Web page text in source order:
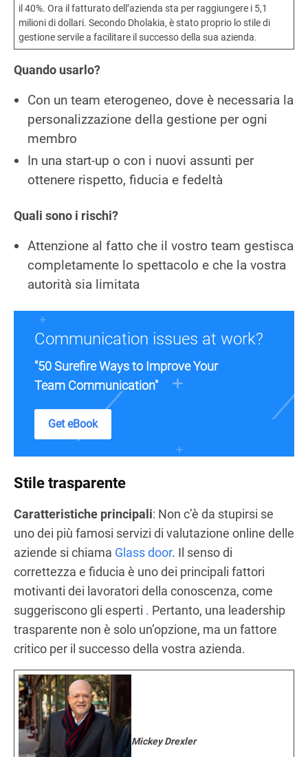
il 40%. Ora il fatturato dell’azienda sta per raggiungere i 5,1
milioni di dollari. Secondo Dholakia, è stato proprio lo stile di
gestione servile a facilitare il successo della sua azienda.
Quando usarlo?
Con un team eterogeneo, dove è necessaria la
personalizzazione della gestione per ogni
membro
In una start-up o con i nuovi assunti per
ottenere rispetto, fiducia e fedeltà
Quali sono i rischi?
Attenzione al fatto che il vostro team gestisca
completamente lo spettacolo e che la vostra
autorità sia limitata
Communication issues at work?
"50 Surefire Ways to Improve Your
Team Communication"
Get eBook
Stile trasparente
Caratteristiche principali: Non c’è da stupirsi se
uno dei più famosi servizi di valutazione online delle
aziende si chiama Glass door. Il senso di
correttezza e fiducia è uno dei principali fattori
motivanti dei lavoratori della conoscenza, come
suggeriscono gli esperti . Pertanto, una leadership
trasparente non è solo un’opzione, ma un fattore
critico per il successo della vostra azienda.
Mickey Drexler